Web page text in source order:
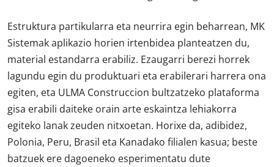
Estruktura partikularra eta neurrira egin beharrean, MK
Sistemak aplikazio horien irtenbidea planteatzen du,
material estandarra erabiliz. Ezaugarri berezi horrek
lagundu egin du produktuari eta erabilerari harrera ona
egiten, eta ULMA Construccion bultzatzeko plataforma
gisa erabili daiteke orain arte eskaintza lehiakorra
egiteko lanak zeuden nitxoetan. Horixe da, adibidez,
Polonia, Peru, Brasil eta Kanadako filialen kasua; beste
batzuek ere dagoeneko esperimentatu dute